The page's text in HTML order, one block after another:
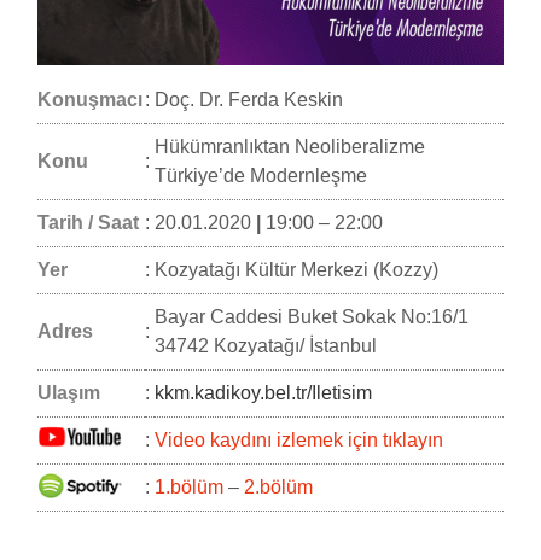
Konuşmacı: Doç. Dr. Ferda Keskin
Konu :
Hükümranlıktan Neoliberalizme
Türkiye’de Modernleşme
Tarih / Saat : 20.01.2020 19:00 – 22:00
Yer : Kozyatağı Kültür Merkezi (Kozzy)
Adres :
Bayar Caddesi Buket Sokak No:16/1
34742 Kozyatağı/ İstanbul
Ulaşım : kkm.kadikoy.bel.tr/Iletisim
: Video kaydını izlemek için tıklayın
: 1.bölüm – 2.bölüm